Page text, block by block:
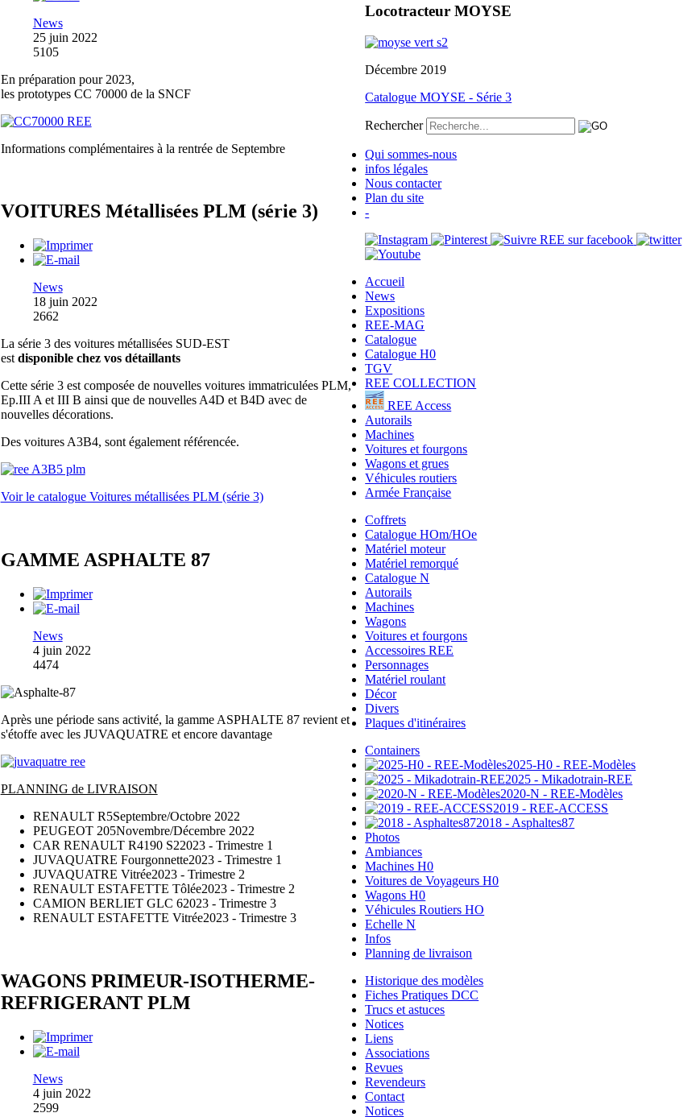
News
25 juin 2022
5105
En préparation pour 2023,
les prototypes CC 70000 de la SNCF
Informations complémentaires à la rentrée de Septembre
VOITURES Métallisées PLM (série 3)
News
18 juin 2022
2662
La série 3 des voitures métallisées SUD-EST
est disponible chez vos détaillants
Cette série 3 est composée de nouvelles voitures immatriculées PLM,
Ep.III A et III B ainsi que de nouvelles A4D et B4D avec de
nouvelles décorations.
Des voitures A3B4, sont également référencée.
Voir le catalogue Voitures métallisées PLM (série 3)
GAMME ASPHALTE 87
News
4 juin 2022
4474
Après une période sans activité, la gamme ASPHALTE 87 revient et
s'étoffe avec les JUVAQUATRE et encore davantage
PLANNING de LIVRAISON
RENAULT R5Septembre/Octobre 2022
PEUGEOT 205Novembre/Décembre 2022
CAR RENAULT R4190 S22023 - Trimestre 1
JUVAQUATRE Fourgonnette2023 - Trimestre 1
JUVAQUATRE Vitrée2023 - Trimestre 2
RENAULT ESTAFETTE Tôlée2023 - Trimestre 2
CAMION BERLIET GLC 62023 - Trimestre 3
RENAULT ESTAFETTE Vitrée2023 - Trimestre 3
WAGONS PRIMEUR-ISOTHERME-
REFRIGERANT PLM
News
4 juin 2022
2599
Locotracteur MOYSE
Décembre 2019
Catalogue MOYSE - Série 3
Rechercher
Qui sommes-nous
infos légales
Nous contacter
Plan du site
-
Accueil
News
Expositions
REE-MAG
Catalogue
Catalogue H0
TGV
REE COLLECTION
REE Access
Autorails
Machines
Voitures et fourgons
Wagons et grues
Véhicules routiers
Armée Française
Coffrets
Catalogue HOm/HOe
Matériel moteur
Matériel remorqué
Catalogue N
Autorails
Machines
Wagons
Voitures et fourgons
Accessoires REE
Personnages
Matériel roulant
Décor
Divers
Plaques d'itinéraires
Containers
2025-H0 - REE-Modèles
2025 - Mikadotrain-REE
2020-N - REE-Modèles
2019 - REE-ACCESS
2018 - Asphaltes87
Photos
Ambiances
Machines H0
Voitures de Voyageurs H0
Wagons H0
Véhicules Routiers HO
Echelle N
Infos
Planning de livraison
Historique des modèles
Fiches Pratiques DCC
Trucs et astuces
Notices
Liens
Associations
Revues
Revendeurs
Contact
Notices